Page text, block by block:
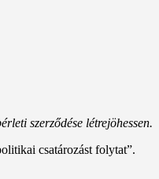
szerződése létrejöhessen.
csatározást folytat”.